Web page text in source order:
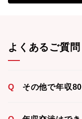
よくあるご質問
Q その他で年収